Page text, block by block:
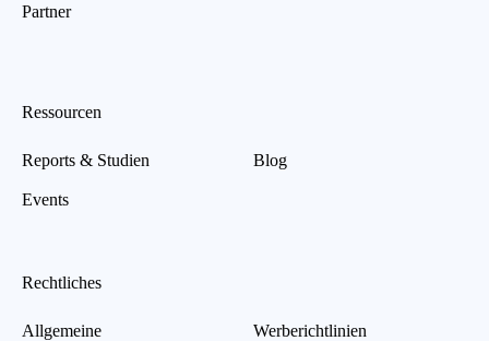
Partner
Ressourcen
Reports & Studien
Events
Blog
Rechtliches
Allgemeine
Werberichtlinien